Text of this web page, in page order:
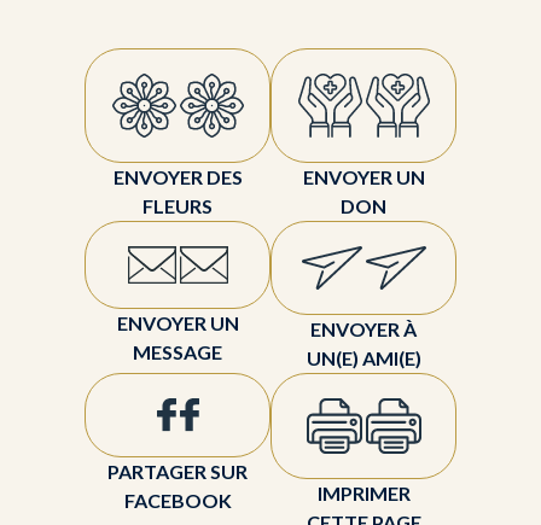
ENVOYER DES
FLEURS
ENVOYER UN
DON
ENVOYER UN
MESSAGE
ENVOYER À
UN(E) AMI(E)
PARTAGER SUR
FACEBOOK
IMPRIMER